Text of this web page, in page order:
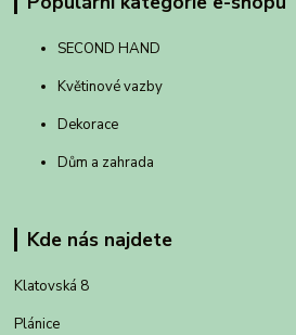
SECOND HAND
Květinové vazby
Dekorace
Dům a zahrada
Kde nás najdete
Klatovská 8
Plánice